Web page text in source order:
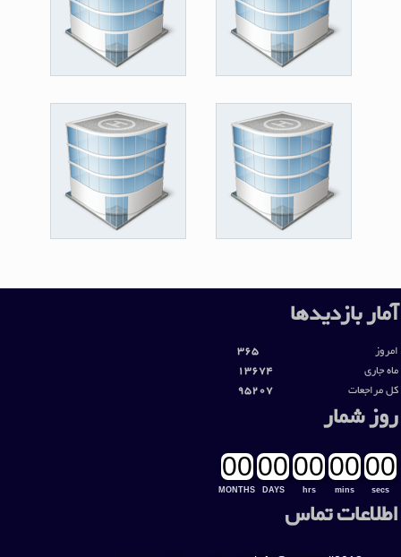
آمار بازديدها
امروز
365
ماه جاری
13674
کل مراجعات
95207
روز شمار
00
MONTHS
00
DAYS
00
hrs
00
mins
00
secs
اطلاعات تماس